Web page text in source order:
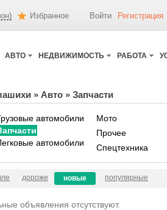
Избранное Войти Регистрация
АВТО НЕДВИЖИМОСТЬ РАБОТА
» Авто » Запчасти
автомобили
автомобили
Мото
Прочее
Спецтехника
дороже новые популярные
объявления отсутствуют.